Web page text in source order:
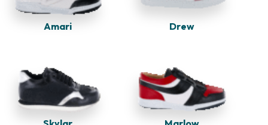
Amari Drew